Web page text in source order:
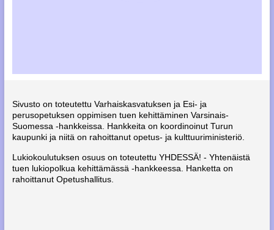
Sivusto on toteutettu Varhaiskasvatuksen ja Esi- ja
perusopetuksen oppimisen tuen kehittäminen Varsinais-
Suomessa -hankkeissa. Hankkeita on koordinoinut Turun
kaupunki ja niitä on rahoittanut opetus- ja kulttuuriministeriö.
Lukiokoulutuksen osuus on toteutettu YHDESSÄ! - Yhtenäistä
tuen lukiopolkua kehittämässä -hankkeessa. Hanketta on
rahoittanut Opetushallitus.